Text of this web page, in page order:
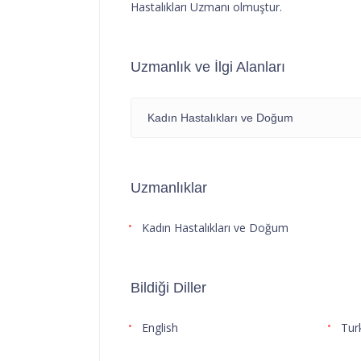
Hastalıkları Uzmanı olmuştur.
Uzmanlık ve İlgi Alanları
Kadın Hastalıkları ve Doğum
Uzmanlıklar
Kadın Hastalıkları ve Doğum
Bildiği Diller
English